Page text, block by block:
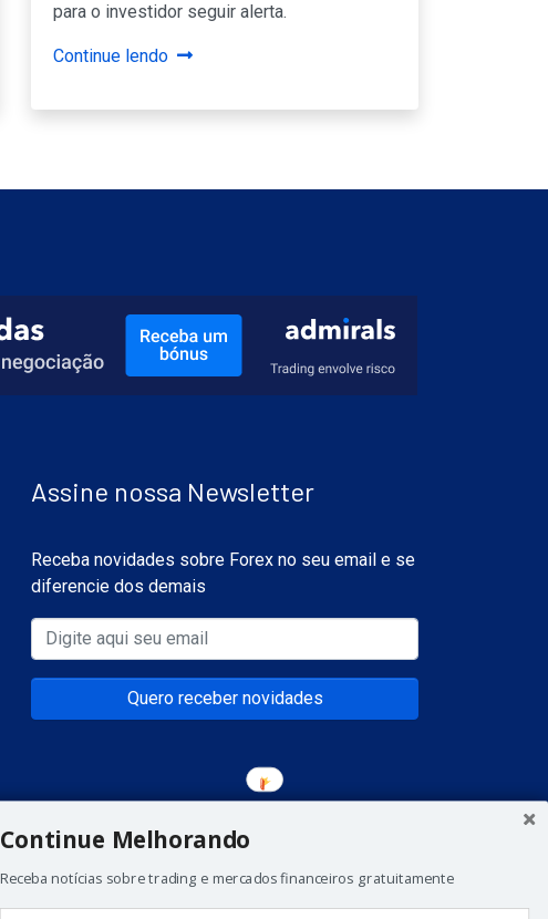
para o investidor seguir alerta.
Continue lendo
Assine nossa Newsletter
Receba novidades sobre Forex no seu email e se
diferencie dos demais
Quero receber novidades
Continue Melhorando
Receba notícias sobre trading e mercados financeiros gratuitamente